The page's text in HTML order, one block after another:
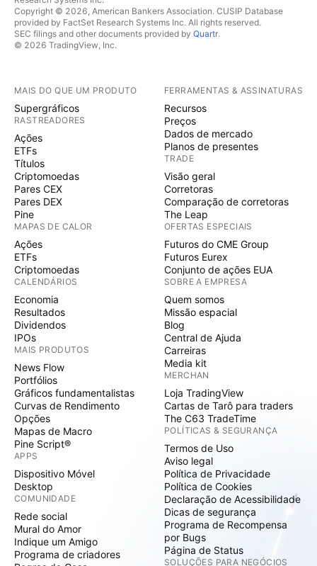
Copyright © 2026, American Bankers Association. CUSIP Database
provided by FactSet Research Systems Inc. All rights reserved.
SEC filings and other documents provided by Quartr.
© 2026 TradingView, Inc.
MAIS DO QUE UM PRODUTO
Supergráficos
RASTREADORES
Ações
ETFs
Títulos
Criptomoedas
Pares CEX
Pares DEX
Pine
MAPAS DE CALOR
Ações
ETFs
Criptomoedas
CALENDÁRIOS
Economia
Resultados
Dividendos
IPOs
MAIS PRODUTOS
News Flow
Portfólios
Gráficos fundamentalistas
Curvas de Rendimento
Opções
Mapas de Macro
Pine Script®
APPS
Dispositivo Móvel
Desktop
COMUNIDADE
Rede social
Mural do Amor
Indique um Amigo
Programa de criadores
FERRAMENTAS & ASSINATURAS
Recursos
Preços
Dados de mercado
Planos de presentes
TRADE
Visão geral
Corretoras
Comparação de corretoras
The Leap
OFERTAS ESPECIAIS
Futuros do CME Group
Futuros Eurex
Conjunto de ações EUA
SOBRE A EMPRESA
Quem somos
Missão espacial
Blog
Central de Ajuda
Carreiras
Media kit
MERCHAN
Loja TradingView
Cartas de Tarô para traders
The C63 TradeTime
POLÍTICAS & SEGURANÇA
Termos de Uso
Aviso legal
Política de Privacidade
Política de Cookies
Declaração de Acessibilidade
Dicas de segurança
Programa de Recompensa
por Bugs
Página de Status
SOLUÇÕES PARA NEGÓCIOS